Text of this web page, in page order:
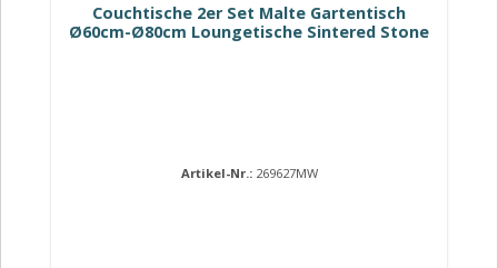
Couchtische 2er Set Malte Gartentisch
Ø60cm-Ø80cm Loungetische Sintered Stone
Artikel-Nr.: 269627MW